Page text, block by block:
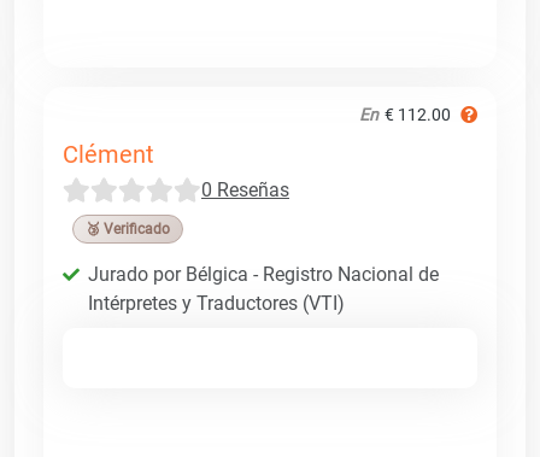
En € 112.00
Clément
0 Reseñas
🥉 Verificado
Jurado por Bélgica - Registro Nacional de
Intérpretes y Traductores (VTI)